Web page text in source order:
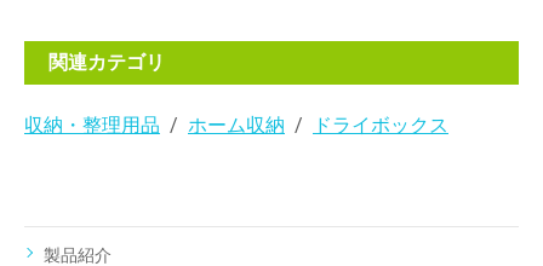
関連カテゴリ
収納・整理用品 ホーム収納 ドライボックス
製品紹介